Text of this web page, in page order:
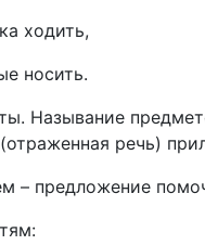
ходить,
носить.
Называние
речь)
– предложение